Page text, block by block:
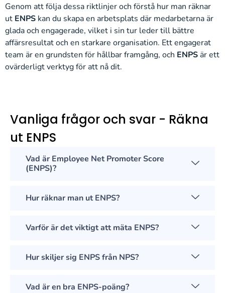
Genom att följa dessa riktlinjer och förstå hur man räknar
ut ENPS kan du skapa en arbetsplats där medarbetarna är
glada och engagerade, vilket i sin tur leder till bättre
affärsresultat och en starkare organisation. Ett engagerat
team är en grundsten för hållbar framgång, och ENPS är ett
ovärderligt verktyg för att nå dit.
Vanliga frågor och svar - Räkna
ut ENPS
Vad är Employee Net Promoter Score
(ENPS)?
Hur räknar man ut ENPS?
Varför är det viktigt att mäta ENPS?
Hur skiljer sig ENPS från NPS?
Vad är en bra ENPS-poäng?